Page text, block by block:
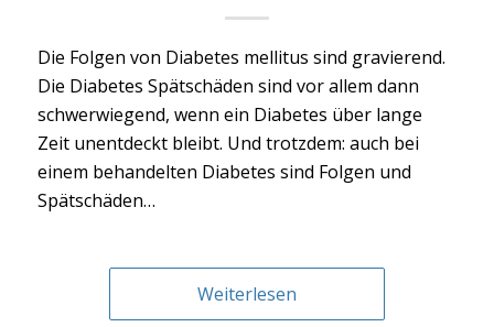
Die Folgen von Diabetes mellitus sind gravierend.
Die Diabetes Spätschäden sind vor allem dann
schwerwiegend, wenn ein Diabetes über lange
Zeit unentdeckt bleibt. Und trotzdem: auch bei
einem behandelten Diabetes sind Folgen und
Spätschäden…
Weiterlesen